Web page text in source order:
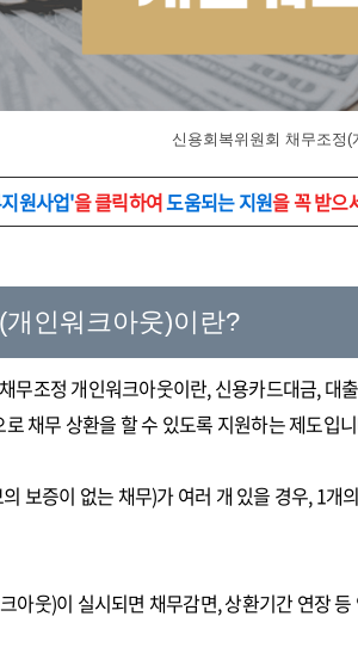
신용회복위원회 채무조정(
원사업'을 클릭하여도움되는 지원을 꼭 받으
개인워크아웃)이란?
무조정 개인워크아웃이란, 신용카드대금, 대
채무 상환을 할 수 있도록 지원하는 제도입
보증이 없는 채무)가 여러 개 있을 경우, 1
아웃)이 실시되면 채무감면, 상환기간 연장